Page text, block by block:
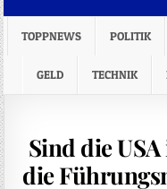
TOPPNEWS POLITIK
GELD TECHNIK
Sind die
die